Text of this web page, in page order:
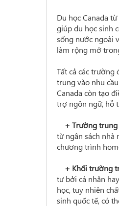
Du học Canada
giúp du học sinh
sống nước ngoài
làm rộng mở
Tất cả các trường
trung vào nhu
Canada còn tạo
trợ ngôn ngữ, hỗ
+ Trường trung
từ ngân sách nhà
chương trình
+ Khối trường
tư bởi cá nhân
học, tuy nhiên
sinh quốc tế, có